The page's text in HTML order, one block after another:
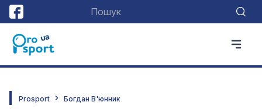
Prosport Богдан В'юнник